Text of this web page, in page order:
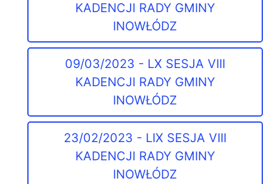
KADENCJI RADY GMINY
INOWŁÓDZ
09/03/2023 - LX SESJA VIII
KADENCJI RADY GMINY
INOWŁÓDZ
23/02/2023 - LIX SESJA VIII
KADENCJI RADY GMINY
INOWŁÓDZ